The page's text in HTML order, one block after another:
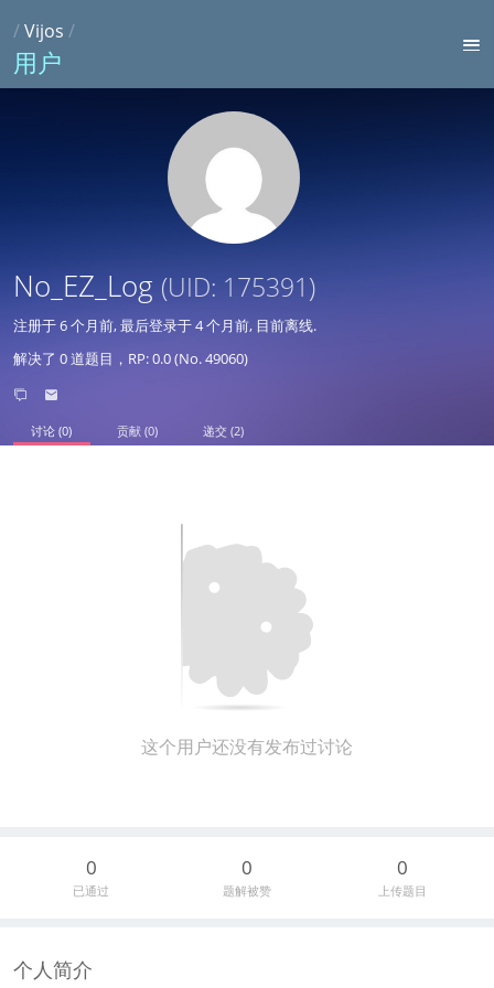
/Vijos /
用户
No_EZ_Log (UID: 175391)
注册于6 个月前, 最后登录于4 个月前, 目前离线.
解决了 0 道题目，RP: 0.0 (No. 49060)
讨论 (0) 贡献 (0) 递交 (2)
这个用户还没有发布过讨论
0
已通过
0
题解被赞
0
上传题目
个人简介